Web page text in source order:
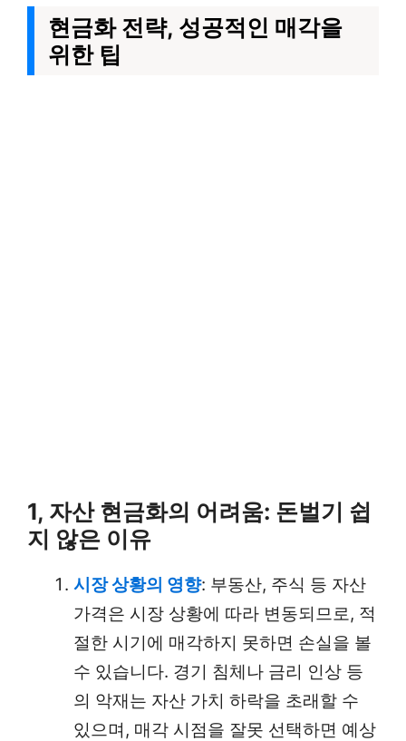
현금화 전략, 성공적인 매각을
위한 팁
1, 자산 현금화의 어려움: 돈벌기 쉽
지 않은 이유
시장 상황의 영향: 부동산, 주식 등 자산
가격은 시장 상황에 따라 변동되므로, 적
절한 시기에 매각하지 못하면 손실을 볼
수 있습니다. 경기 침체나 금리 인상 등
의 악재는 자산 가치 하락을 초래할 수
있으며, 매각 시점을 잘못 선택하면 예상